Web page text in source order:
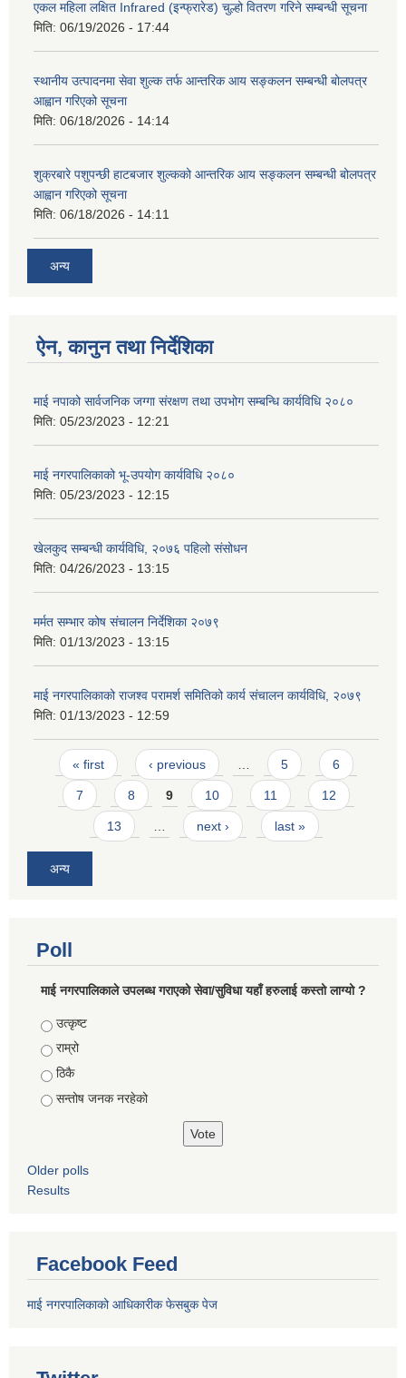
एकल महिला लक्षित Infrared (इन्फ्रारेड) चुल्हो वितरण गरिने सम्बन्धी सूचना
मिति: 06/19/2026 - 17:44
स्थानीय उत्पादनमा सेवा शुल्क तर्फ आन्तरिक आय सङ्कलन सम्बन्धी बोलपत्र
आह्वान गरिएको सूचना
मिति: 06/18/2026 - 14:14
शुक्रबारे पशुपन्छी हाटबजार शुल्कको आन्तरिक आय सङ्कलन सम्बन्धी बोलपत्र
आह्वान गरिएको सूचना
मिति: 06/18/2026 - 14:11
अन्य
ऐन, कानुन तथा निर्देशिका
माई नपाको सार्वजनिक जग्गा संरक्षण तथा उपभोग सम्बन्धि कार्यविधि २०८०
मिति: 05/23/2023 - 12:21
माई नगरपालिकाको भू-उपयोग कार्यविधि २०८०
मिति: 05/23/2023 - 12:15
खेलकुद सम्बन्धी कार्यविधि, २०७६ पहिलो संसोधन
मिति: 04/26/2023 - 13:15
मर्मत सम्भार कोष संचालन निर्देशिका २०७९
मिति: 01/13/2023 - 13:15
माई नगरपालिकाको राजश्व परामर्श समितिको कार्य संचालन कार्यविधि, २०७९
मिति: 01/13/2023 - 12:59
Pages
« first ‹ previous … 5 6
7 8 9 10 11 12
13 … next › last »
अन्य
Poll
माई नगरपालिकाले उपलब्ध गराएको सेवा/सुविधा यहाँ हरुलाई कस्तो लाग्यो ?
Choices
उत्कृष्ट
राम्रो
ठिकै
सन्तोष जनक नरहेको
Older polls
Results
Facebook Feed
माई नगरपालिकाको आधिकारीक फेसबुक पेज